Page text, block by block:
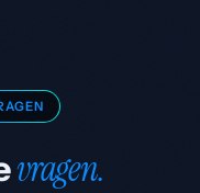
vragen.